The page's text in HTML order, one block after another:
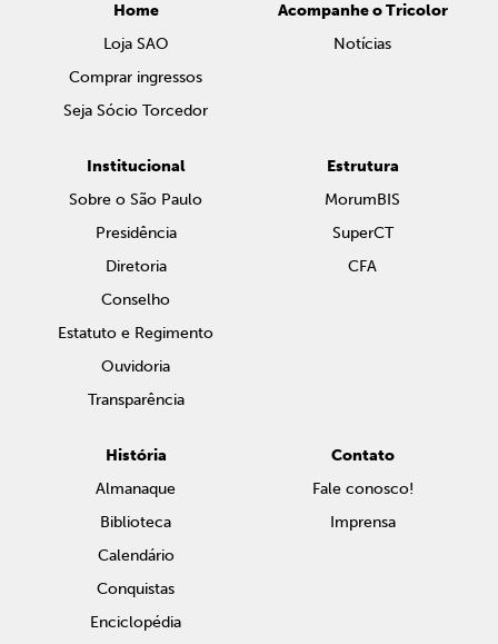
Home
Loja SAO
Comprar ingressos
Seja Sócio Torcedor
Acompanhe o Tricolor
Notícias
Institucional
Sobre o São Paulo
Presidência
Diretoria
Conselho
Estatuto e Regimento
Ouvidoria
Transparência
Estrutura
MorumBIS
SuperCT
CFA
História
Almanaque
Biblioteca
Calendário
Conquistas
Enciclopédia
Contato
Fale conosco!
Imprensa